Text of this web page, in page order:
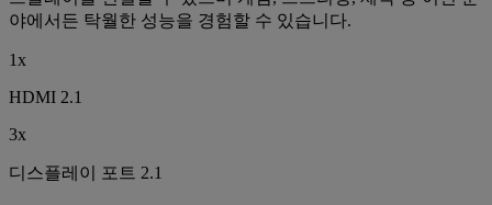
야에서든 탁월한 성능을 경험할 수 있습니다.
1x
HDMI 2.1
3x
디스플레이 포트 2.1